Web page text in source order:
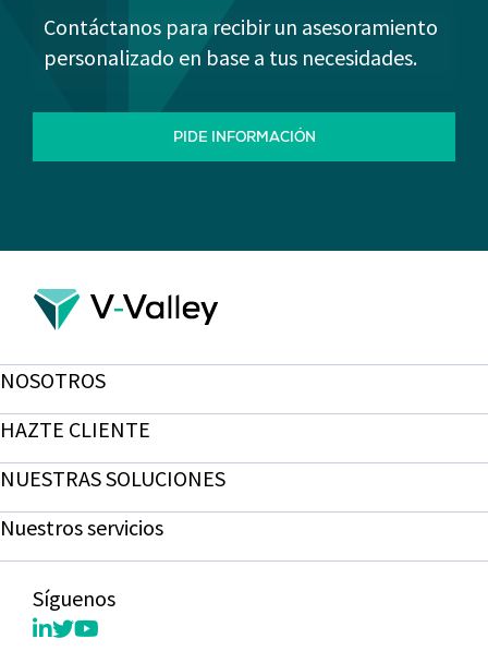
Contáctanos para recibir un asesoramiento
personalizado en base a tus necesidades.
PIDE INFORMACIÓN
NOSOTROS
HAZTE CLIENTE
NUESTRAS SOLUCIONES
Nuestros servicios
Síguenos